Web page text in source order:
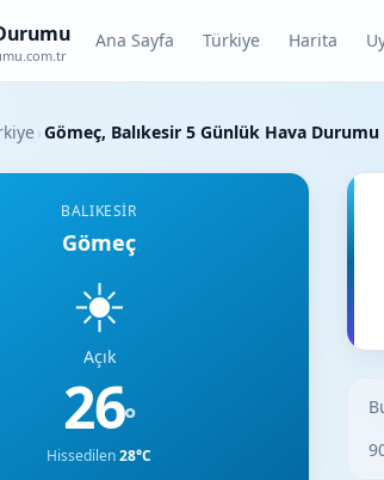
Ana Sayfa Türkiye Harita
›Gömeç, Balıkesir 5 Günlük Hava Durumu
BALIKESIR
Gömeç
☀️
Açık
26°
Hissedilen28°C